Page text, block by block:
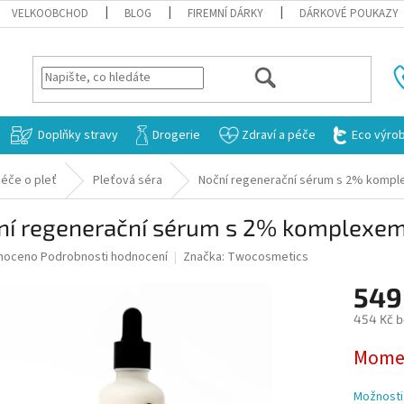
VELKOOBCHOD BLOG FIREMNÍ DÁRKY DÁRKOVÉ POUKAZY
HLEDAT
Doplňky stravy Drogerie Zdraví a péče Eco
o pleť Pleťová séra Noční regenerační sérum s 2%
regenerační sérum s 2%
Podrobnosti hodnocení Značka: Twocosmetics
454 Kč
cena: